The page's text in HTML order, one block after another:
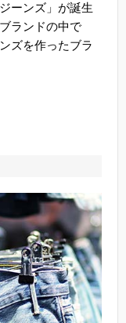
ーンズ」が誕生
ランドの中で
ズを作ったブラ